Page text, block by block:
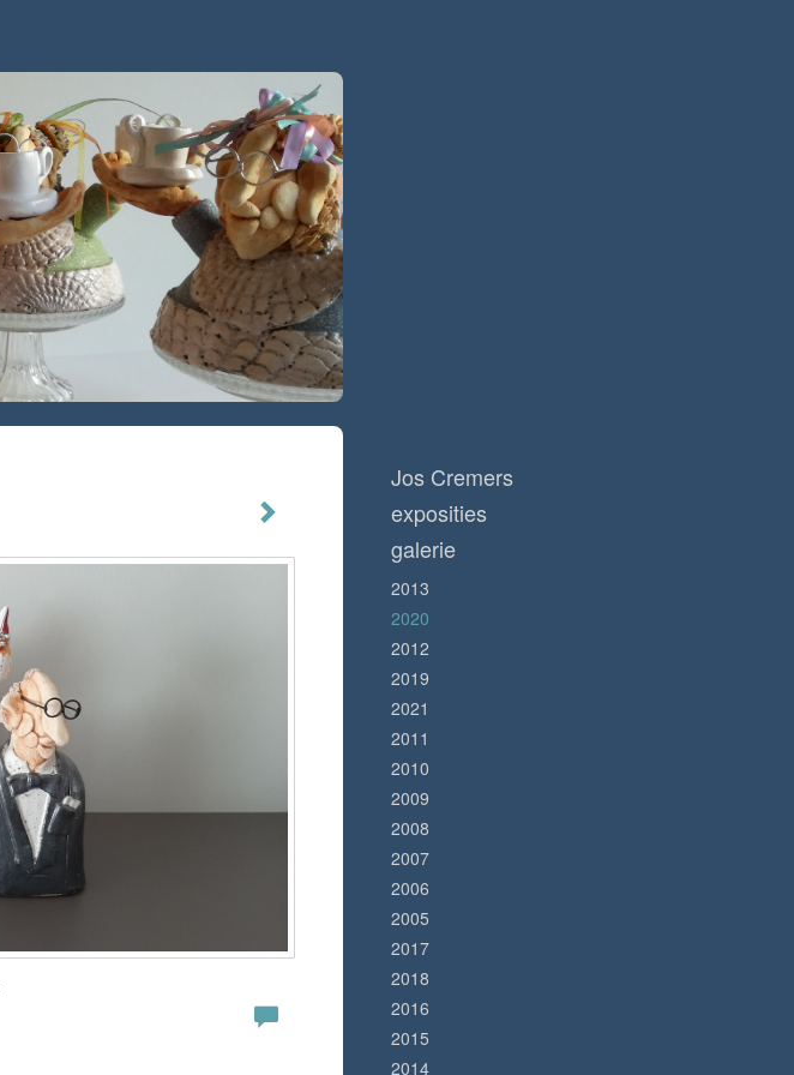
Jos Cremers
exposities
galerie
2013
2020
2012
2019
2021
2011
2010
2009
2008
2007
2006
2005
2017
2018
2016
2015
2014